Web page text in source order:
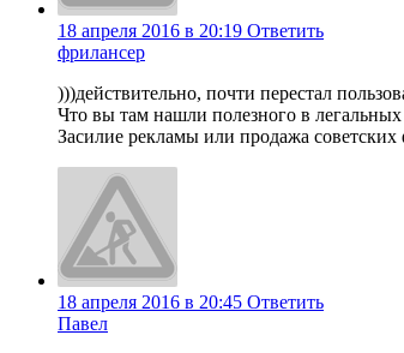
18 апреля 2016 в 20:19 Ответить
фрилансер
)))действительно, почти перестал
Что вы там нашли полезного в легальных
Засилие рекламы или продажа
18 апреля 2016 в 20:45 Ответить
Павел